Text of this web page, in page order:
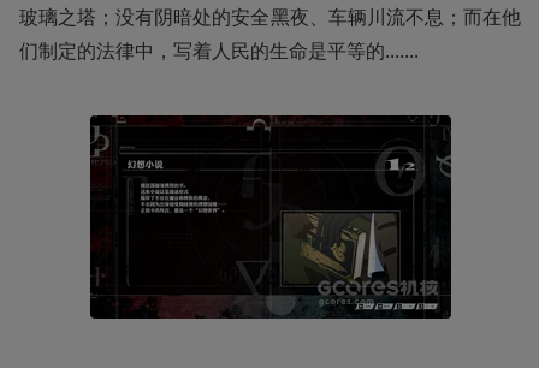
玻璃之塔；没有阴暗处的安全黑夜、车辆川流不息；而在他
们制定的法律中，写着人民的生命是平等的.......